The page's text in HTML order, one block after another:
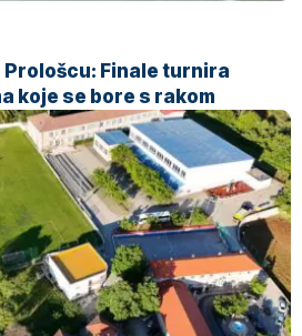
Finale turnira
koje se bore s rakom